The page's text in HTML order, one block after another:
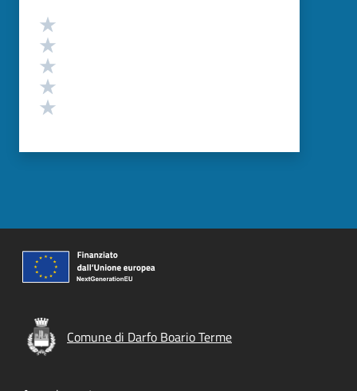
Valutazione
Comune di Darfo Boario Terme